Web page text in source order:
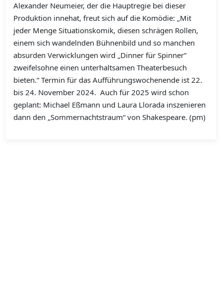
Alexander Neumeier, der die Hauptregie bei dieser
Produktion innehat, freut sich auf die Komödie: „Mit
jeder Menge Situationskomik, diesen schrägen Rollen,
einem sich wandelnden Bühnenbild und so manchen
absurden Verwicklungen wird „Dinner für Spinner“
zweifelsohne einen unterhaltsamen Theaterbesuch
bieten.“ Termin für das Aufführungswochenende ist 22.
bis 24. November 2024. Auch für 2025 wird schon
geplant: Michael Eßmann und Laura Llorada inszenieren
dann den „Sommernachtstraum“ von Shakespeare. (pm)